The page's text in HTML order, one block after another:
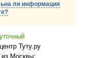
ли информация
Туту.ру
из Москвы: